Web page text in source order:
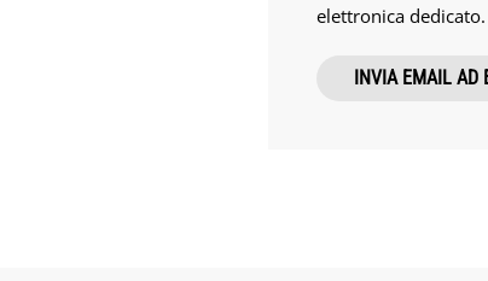
elettronica
INVIA EMAIL AD